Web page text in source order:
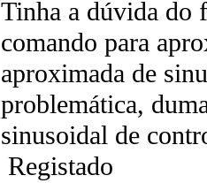
Tinha a dúvida do
comando para
aproximada de
problemática,
sinusoidal de
Registado